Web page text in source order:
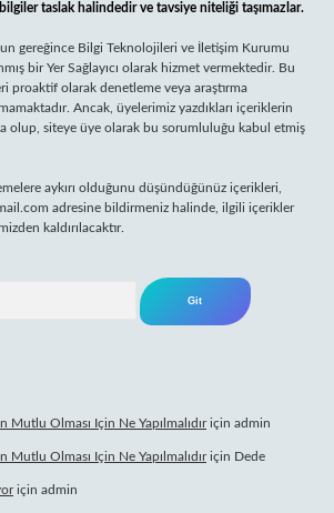
taslak halindedir ve tavsiye niteliği taşımazlar.
gereğince Bilgi Teknolojileri ve İletişim Kurumu
bir Yer Sağlayıcı olarak hizmet vermektedir. Bu
proaktif olarak denetleme veya araştırma
Ancak, üyelerimiz yazdıkları içeriklerin
olup, siteye üye olarak bu sorumluluğu kabul etmiş
aykırı olduğunu düşündüğünüz içerikleri,
adresine bildirmeniz halinde, ilgili içerikler
kaldırılacaktır.
Mutlu Olması Için Ne Yapılmalıdıriçin admin
Mutlu Olması Için Ne Yapılmalıdıriçin Dede
için admin